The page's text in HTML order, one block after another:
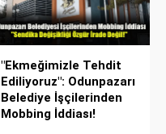
"Ekmeğimizle Tehdit
Ediliyoruz": Odunpazarı
Belediye İşçilerinden
Mobbing İddiası!